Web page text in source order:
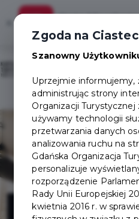
Szybciej, wygodniej,
Zgoda na
Szanowny
Uprzejmie informujemy,
administrując strony
Organizacji Turystycznej
używamy technologii
przetwarzania danych
analizowania ruchu na
Gdańska Organizacja
personalizuje
rozporządzenie
Rady Unii Europejskiej
kwietnia 2016 r. w